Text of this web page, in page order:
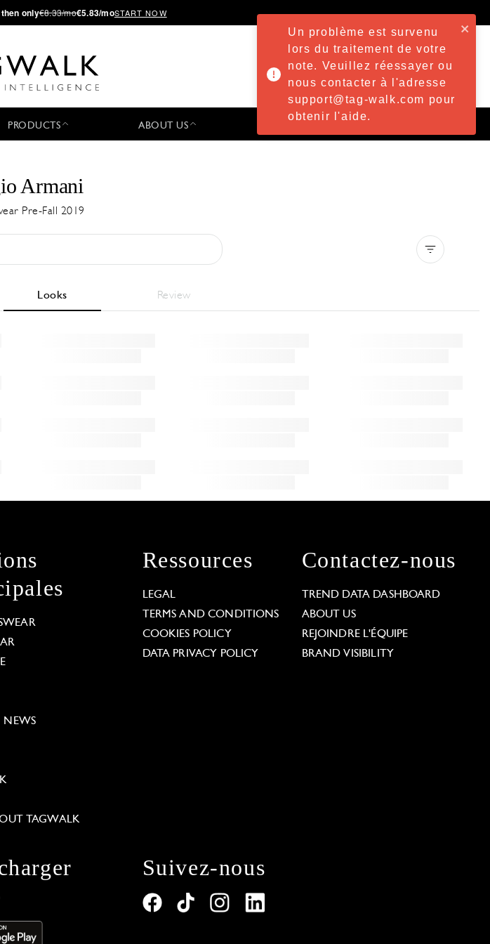
only€8.33/mo€5.83/moSTART NOW
PRODUCTS ABOUT US
Armani
Pre-Fall 2019
Looks Review
NEWS
TAGWALK
Ressources
LEGAL
TERMS AND CONDITIONS
COOKIES POLICY
DATA PRIVACY POLICY
Contactez-nous
TREND DATA DASHBOARD
ABOUT US
REJOINDRE L'ÉQUIPE
BRAND VISIBILITY
Suivez-nous
Un problème est survenu
lors du traitement de votre
note. Veuillez réessayer ou
nous contacter à l'adresse
support@tag-walk.com pour
obtenir l'aide.